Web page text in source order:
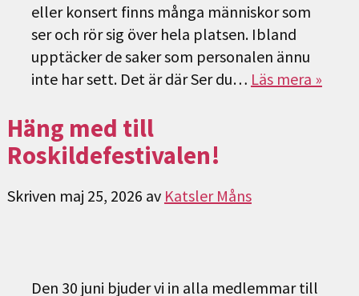
eller konsert finns många människor som
ser och rör sig över hela platsen. Ibland
upptäcker de saker som personalen ännu
inte har sett. Det är där Ser du… Läs mera »
Häng med till
Roskildefestivalen!
Skriven maj 25, 2026 av Katsler Måns
Den 30 juni bjuder vi in alla medlemmar till